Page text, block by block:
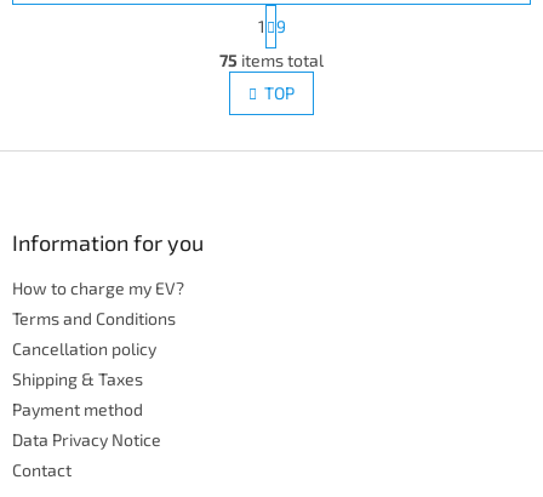
L
i
s
t
P
a
g
i
n
a
i
1
9
75 items total
TOP
Information for you
How to charge my EV?
Terms and Conditions
Cancellation policy
Shipping & Taxes
Payment method
Data Privacy Notice
Contact